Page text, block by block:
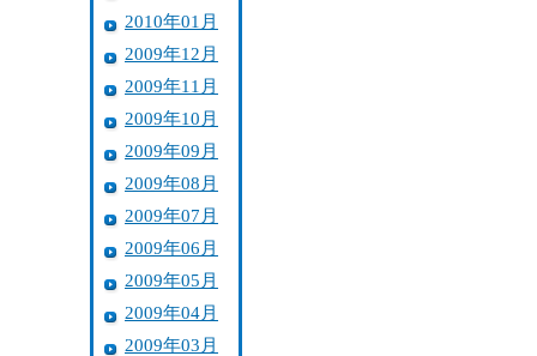
2010年01月
2009年12月
2009年11月
2009年10月
2009年09月
2009年08月
2009年07月
2009年06月
2009年05月
2009年04月
2009年03月